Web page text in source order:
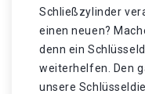
Schließzylinder
einen neuen?
denn ein
weiterhelfen. Den
unsere